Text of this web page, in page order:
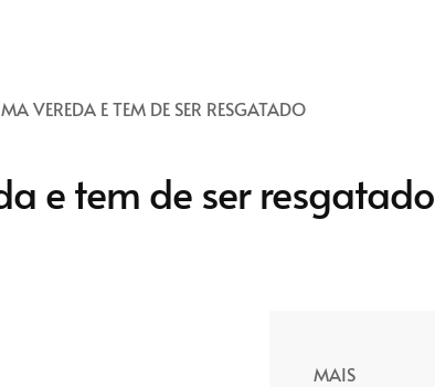
VEREDA E TEM DE SER RESGATADO
e tem de ser resgatado
MAIS